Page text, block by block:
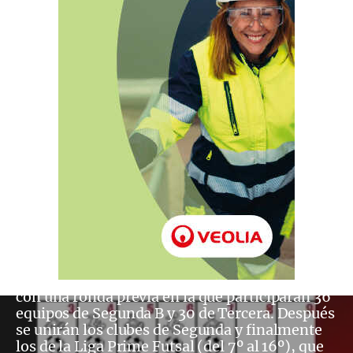
finalista de la temporada. Por otro lado, los dos
descensos a Segunda división serán para los
dos equipos que menos puntos sumen entre
los torneos de Apertura y Clausura. Copa de
España SM El Rey: La otra gran novedad es la
unificación de las competiciones coperas. La
Copa de España y la Copa de Su Majestad El
Rey se convierten en un mismo torneo que
dará a su campeón en marzo y en el que
competirán un total de 96 equipos. El gran
primer objetivo de esta competición será llegar
a la fase final de ocho equipos, lo que siempre
ha sido la Copa de España. El cambio será en la
fase de clasificación. Por un lado serán los seis
mejores equipos del torneo de Apertura
quienes se garanticen un puesto. Las otras dos
plazas comenzarán a disputarse en septiembre
con una ronda previa en la que participarán 36
equipos de Segunda B y 30 de Tercera. Después
se unirán los clubes de Segunda y finalmente
los de la Liga Prime Futsal (del 7º al 16º), que